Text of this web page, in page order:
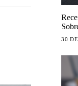
30